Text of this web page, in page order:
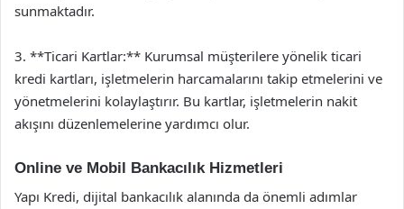
sunmaktadır.
3. **Ticari Kartlar:** Kurumsal müşterilere yönelik ticari
kredi kartları, işletmelerin harcamalarını takip etmelerini ve
yönetmelerini kolaylaştırır. Bu kartlar, işletmelerin nakit
akışını düzenlemelerine yardımcı olur.
Online ve Mobil Bankacılık Hizmetleri
Yapı Kredi, dijital bankacılık alanında da önemli adımlar